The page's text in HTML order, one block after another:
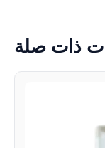
ذات صلة